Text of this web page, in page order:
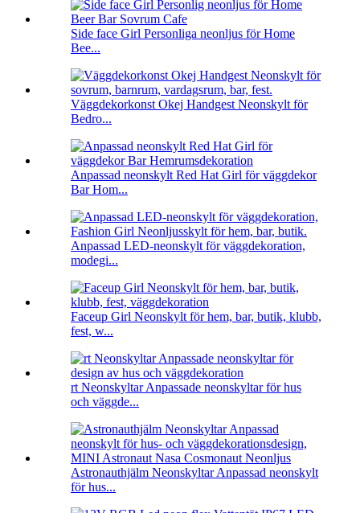
Side face Girl Personliga neonljus för Home
Bee...
Väggdekorkonst Okej Handgest Neonskylt för
Bedro...
Anpassad neonskylt Red Hat Girl för väggdekor
Bar Hom...
Anpassad LED-neonskylt för väggdekoration,
modegi...
Faceup Girl Neonskylt för hem, bar, butik, klubb,
fest, w...
rt Neonskyltar Anpassade neonskyltar för hus
och väggde...
Astronauthjälm Neonskyltar Anpassad neonskylt
för hus...